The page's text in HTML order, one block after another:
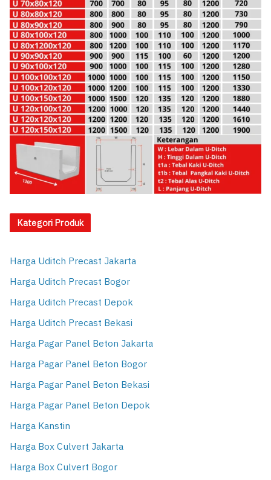
Kategori Produk
Harga Uditch Precast Jakarta
Harga Uditch Precast Bogor
Harga Uditch Precast Depok
Harga Uditch Precast Bekasi
Harga Pagar Panel Beton Jakarta
Harga Pagar Panel Beton Bogor
Harga Pagar Panel Beton Bekasi
Harga Pagar Panel Beton Depok
Harga Kanstin
Harga Box Culvert Jakarta
Harga Box Culvert Bogor